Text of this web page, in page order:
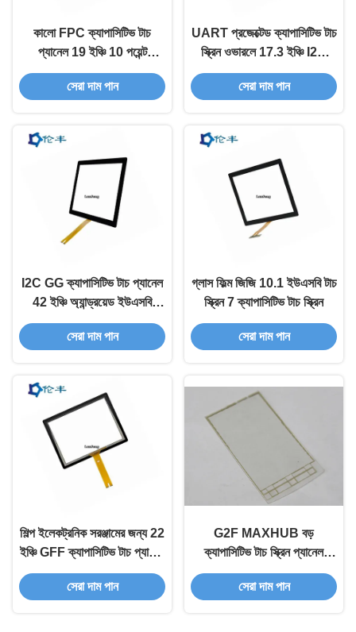
কালো FPC ক্যাপাসিটিভ টাচ
প্যানেল 19 ইঞ্চি 10 পয়েন্ট
ক্যাপাসিটিভ টাচ স্ক্রীন
সেরা দাম পান
UART প্রজেক্টেড ক্যাপাসিটিভ টাচ
স্ক্রিন ওভারলে 17.3 ইঞ্চি I2C
USB
সেরা দাম পান
I2C GG ক্যাপাসিটিভ টাচ প্যানেল
42 ইঞ্চি অ্যান্ড্রয়েড ইউএসবি
টাচস্ক্রিন
সেরা দাম পান
গ্লাস ফিল্ম জিজি 10.1 ইউএসবি টাচ
স্ক্রিন 7 ক্যাপাসিটিভ টাচ স্ক্রিন
সেরা দাম পান
শিল্প ইলেকট্রনিক সরঞ্জামের জন্য 22
ইঞ্চি GFF ক্যাপাসিটিভ টাচ প্যানেল
ইউএসবি
সেরা দাম পান
G2F MAXHUB বড়
ক্যাপাসিটিভ টাচ স্ক্রিন প্যানেল
ন্যানো সিলভার
সেরা দাম পান